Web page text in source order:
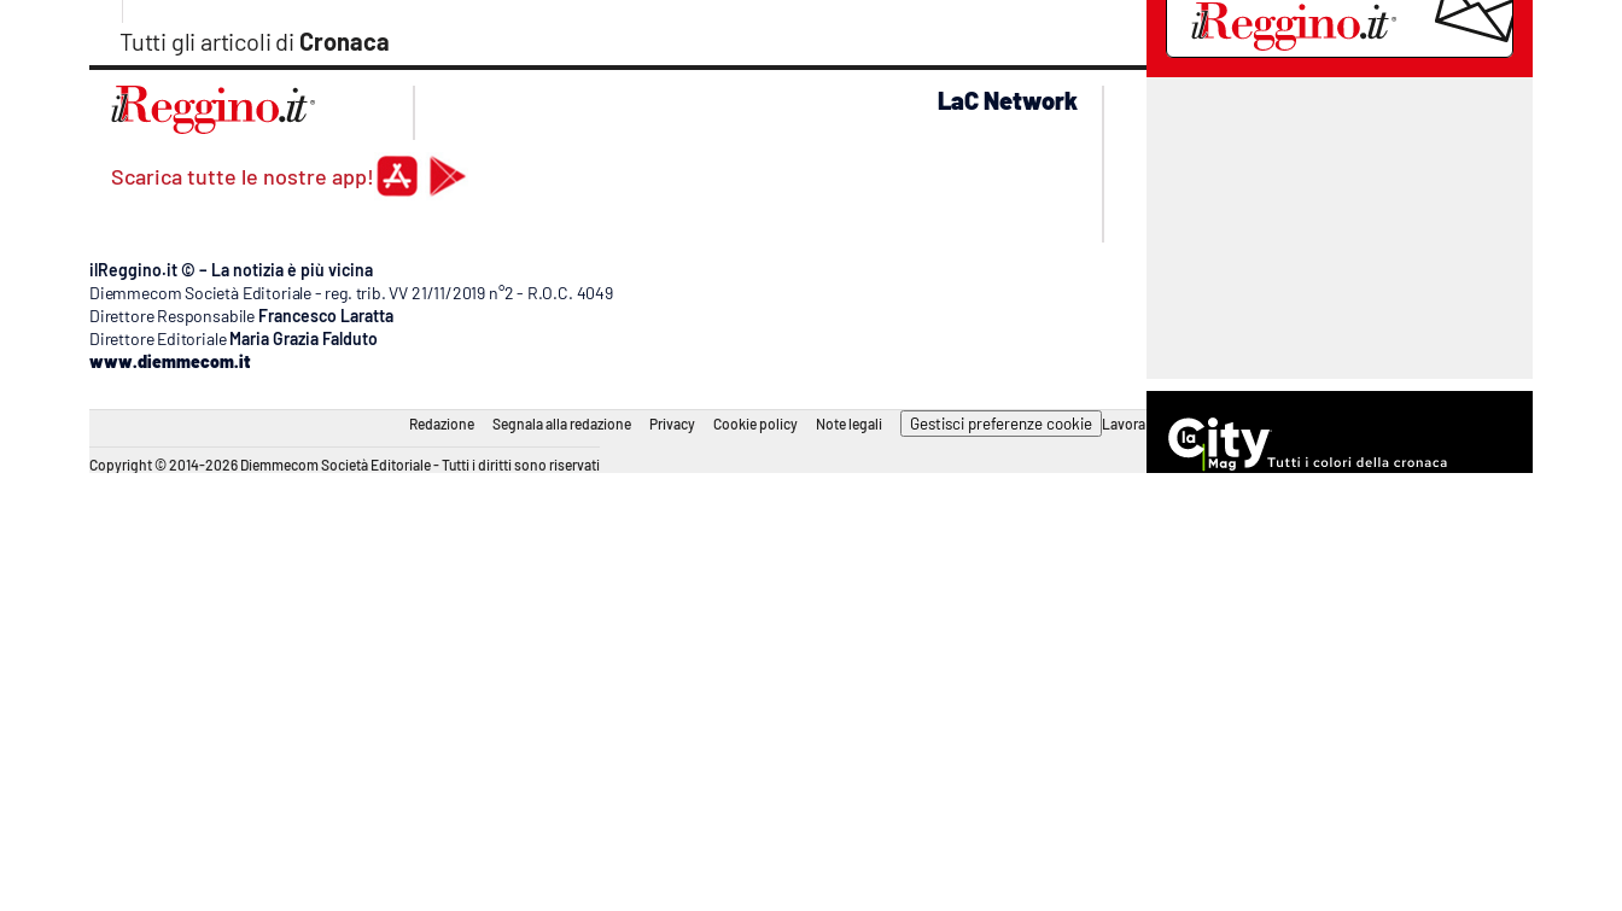
Tutti gli articoli di Cronaca
Scarica tutte le nostre app!
LaC Network
ilReggino.it © – La notizia è più vicina
Diemmecom Società Editoriale - reg. trib. VV 21/11/2019 n°2 - R.O.C. 4049
Direttore Responsabile Francesco Laratta
Direttore Editoriale Maria Grazia Falduto
www.diemmecom.it
Redazione Segnala alla redazione Privacy Cookie policy Note legali Gestisci preferenze cookie Lavora con noi
Copyright © 2014-2026 Diemmecom Società Editoriale - Tutti i diritti sono riservati